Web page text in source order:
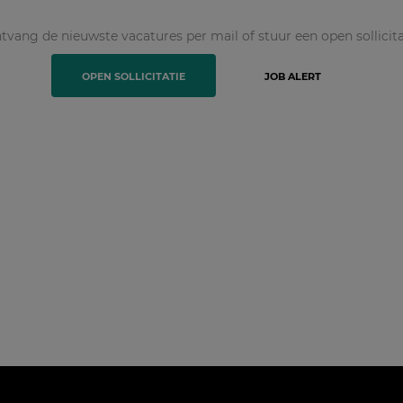
de nieuwste vacatures per mail of stuur een open
OPEN SOLLICITATIE JOB ALERT